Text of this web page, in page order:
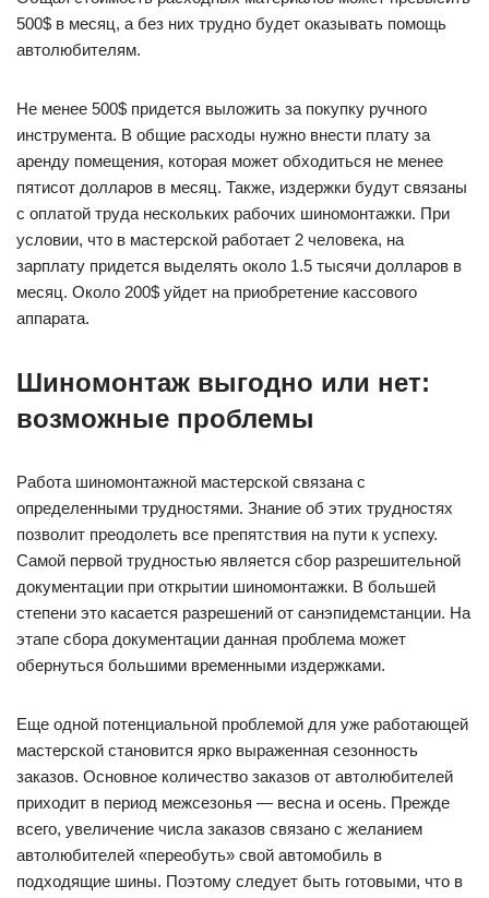
500$ в месяц, а без них трудно будет оказывать помощь
автолюбителям.
Не менее 500$ придется выложить за покупку ручного
инструмента. В общие расходы нужно внести плату за
аренду помещения, которая может обходиться не менее
пятисот долларов в месяц. Также, издержки будут связаны
с оплатой труда нескольких рабочих шиномонтажки. При
условии, что в мастерской работает 2 человека, на
зарплату придется выделять около 1.5 тысячи долларов в
месяц. Около 200$ уйдет на приобретение кассового
аппарата.
Шиномонтаж выгодно или нет:
возможные проблемы
Работа шиномонтажной мастерской связана с
определенными трудностями. Знание об этих трудностях
позволит преодолеть все препятствия на пути к успеху.
Самой первой трудностью является сбор разрешительной
документации при открытии шиномонтажки. В большей
степени это касается разрешений от санэпидемстанции. На
этапе сбора документации данная проблема может
обернуться большими временными издержками.
Еще одной потенциальной проблемой для уже работающей
мастерской становится ярко выраженная сезонность
заказов. Основное количество заказов от автолюбителей
приходит в период межсезонья — весна и осень. Прежде
всего, увеличение числа заказов связано с желанием
автолюбителей «переобуть» свой автомобиль в
подходящие шины. Поэтому следует быть готовыми, что в